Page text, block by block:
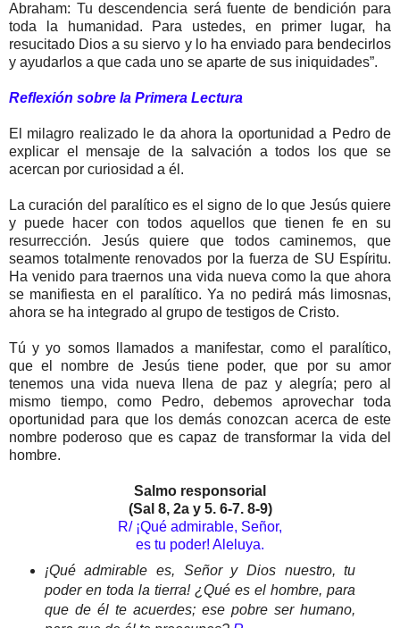
Abraham: Tu descendencia será fuente de bendición para
toda la humanidad. Para ustedes, en primer lugar, ha
resucitado Dios a su siervo y lo ha enviado para bendecirlos
y ayudarlos a que cada uno se aparte de sus iniquidades”.
Reflexión sobre la Primera Lectura
El milagro realizado le da ahora la oportunidad a Pedro de
explicar el mensaje de la salvación a todos los que se
acercan por curiosidad a él.
La curación del paralítico es el signo de lo que Jesús quiere
y puede hacer con todos aquellos que tienen fe en su
resurrección. Jesús quiere que todos caminemos, que
seamos totalmente renovados por la fuerza de SU Espíritu.
Ha venido para traernos una vida nueva como la que ahora
se manifiesta en el paralítico. Ya no pedirá más limosnas,
ahora se ha integrado al grupo de testigos de Cristo.
Tú y yo somos llamados a manifestar, como el paralítico,
que el nombre de Jesús tiene poder, que por su amor
tenemos una vida nueva llena de paz y alegría; pero al
mismo tiempo, como Pedro, debemos aprovechar toda
oportunidad para que los demás conozcan acerca de este
nombre poderoso que es capaz de transformar la vida del
hombre.
Salmo responsorial
(Sal 8, 2a y 5. 6-7. 8-9)
R/ ¡Qué admirable, Señor,
es tu poder! Aleluya.
¡Qué admirable es, Señor y Dios nuestro, tu
poder en toda la tierra! ¿Qué es el hombre, para
que de él te acuerdes; ese pobre ser humano,